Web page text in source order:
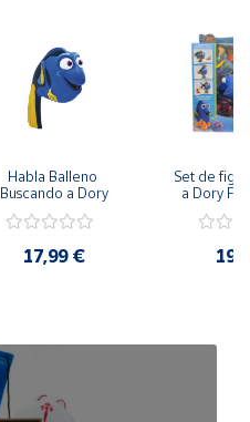
Habla Balleno
Buscando a Dory
17,99 €
Set de
a Dory